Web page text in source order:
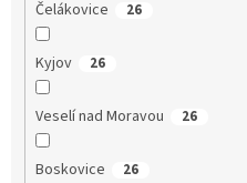
Čelákovice 26
Kyjov 26
Veselí nad Moravou 26
Boskovice 26